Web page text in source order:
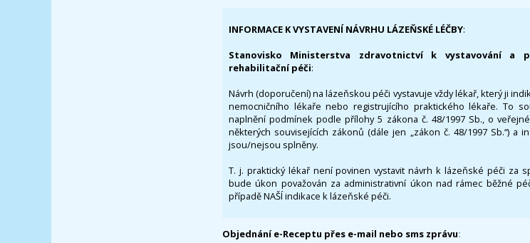
INFORMACE K VYSTAVENÍ NÁVRHU LÁZEŇSKÉ LÉČBY:
Stanovisko Ministerstva zdravotnictví k vystavování a
rehabilitační péči:
Návrh (doporučení) na lázeňskou péči vystavuje vždy lékař, který ji
nemocničního lékaře nebo registrujícího praktického lékaře. To
naplnění podmínek podle přílohy 5 zákona č. 48/1997 Sb., o
některých souvisejících zákonů (dále jen „zákon č. 48/1997 Sb.“) a
jsou/nejsou splněny.
T. j. praktický lékař není povinen vystavit návrh k lázeňské péči za
bude úkon považován za administrativní úkon nad rámec běžné
případě NAŠÍ indikace k lázeňské péči.
Objednání e-Receptu přes e-mail nebo sms zprávu: